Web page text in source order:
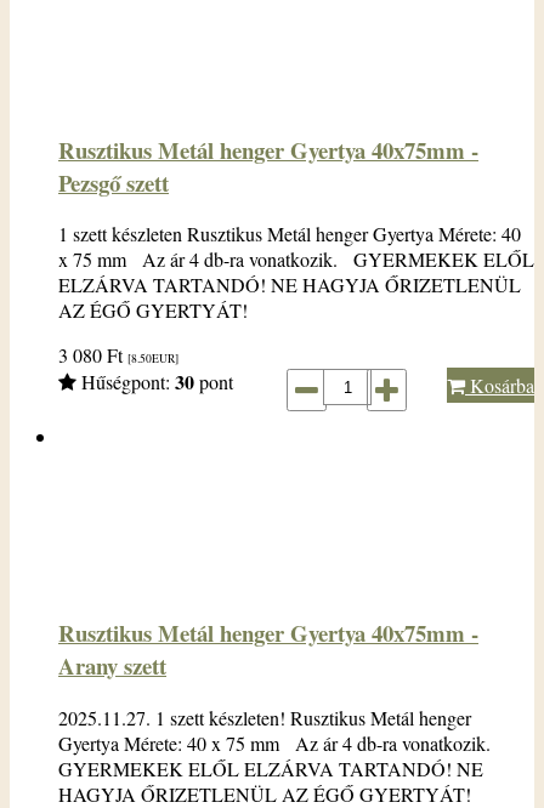
Rusztikus Metál henger Gyertya 40x75mm -
Pezsgő szett
1 szett készleten Rusztikus Metál henger Gyertya Mérete: 40
x 75 mm Az ár 4 db-ra vonatkozik. GYERMEKEK ELŐL
ELZÁRVA TARTANDÓ! NE HAGYJA ŐRIZETLENÜL
AZ ÉGŐ GYERTYÁT!
3 080Ft [8.50EUR]
Hűségpont: 30pont Kosárba
Rusztikus Metál henger Gyertya 40x75mm -
Arany szett
2025.11.27. 1 szett készleten! Rusztikus Metál henger
Gyertya Mérete: 40 x 75 mm Az ár 4 db-ra vonatkozik.
GYERMEKEK ELŐL ELZÁRVA TARTANDÓ! NE
HAGYJA ŐRIZETLENÜL AZ ÉGŐ GYERTYÁT!